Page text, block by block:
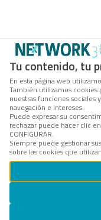
Tu contenido, tu
En esta página web
También utilizamos cookies
nuestras funciones
navegación e intereses.
Puede expresar su
rechazar puede hacer clic
CONFIGURAR.
Siempre puede gestionar
sobre las cookies que